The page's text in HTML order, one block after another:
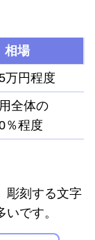
相場
万円程度
全体の
％程度
彫刻する文字
です。